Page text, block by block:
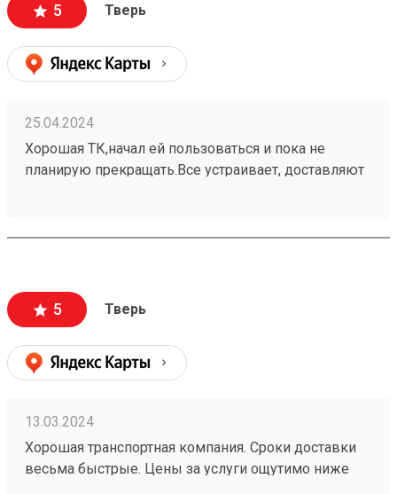
5 Тверь
25.04.2024
Хорошая ТК,начал ей пользоваться и пока не
планирую прекращать.Все устраивает, доставляют
дружелюбные.Получал заказ 240307631, помогли
5 Тверь
13.03.2024
Хорошая транспортная компания. Сроки доставки
весьма быстрые. Цены за услуги ощутимо ниже